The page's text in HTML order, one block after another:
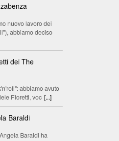
nuovo lavoro dei
abbiamo deciso
dei The
abbiamo avuto
Fioretti, voc [...]
Baraldi
Baraldi ha